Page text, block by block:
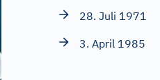
28. Juli 1971
3. April 1985